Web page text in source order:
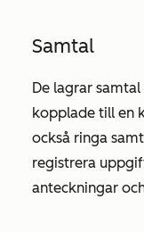
Samtal
De lagrar
kopplade till en
också ringa
registrera
anteckningar